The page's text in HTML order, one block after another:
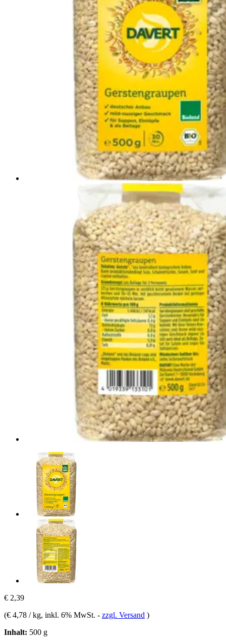
€ 2,39
(€ 4,78 / kg, inkl. 6% MwSt. - zzgl. Versand )
Inhalt: 500 g